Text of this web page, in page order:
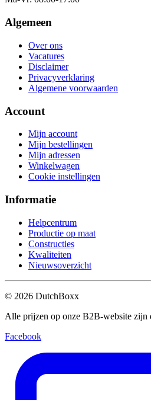
Algemeen
Over ons
Vacatures
Disclaimer
Privacyverklaring
Algemene voorwaarden
Account
Mijn account
Mijn bestellingen
Mijn adressen
Winkelwagen
Cookie instellingen
Informatie
Helpcentrum
Productie op maat
Constructies
Kwaliteiten
Nieuwsoverzicht
© 2026 DutchBoxx
Alle prijzen op onze B2B-website zijn
Facebook